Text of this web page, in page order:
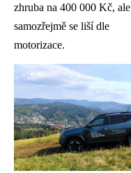
zhruba na 400 000 Kč, ale
samozřejmě se liší dle
motorizace.